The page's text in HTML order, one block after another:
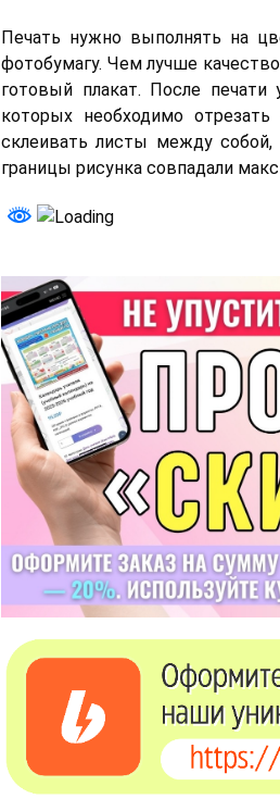
Печать нужно выполнять на
фотобумагу. Чем лучше
готовый плакат. После
которых необходимо
склеивать листы между
границы рисунка совпадали